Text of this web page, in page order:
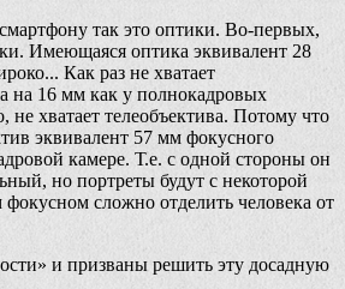
так это оптики. Во-первых,
Имеющаяся оптика эквивалент 28
Как раз не хватает
на 16 мм как у полнокадровых
не хватает телеобъектива. Потому что
эквивалент 57 мм фокусного
камере. Т.е. с одной стороны он
но портреты будут с некоторой
фокусном сложно отделить человека от
и призваны решить эту досадную